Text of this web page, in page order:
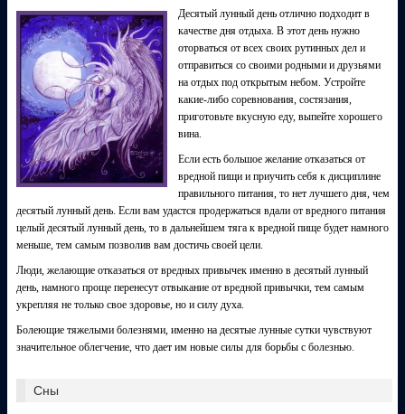
Десятый лунный день отлично подходит в
качестве дня отдыха. В этот день нужно
оторваться от всех своих рутинных дел и
отправиться со своими родными и друзьями
на отдых под открытым небом. Устройте
какие-либо соревнования, состязания,
приготовьте вкусную еду, выпейте хорошего
вина.
Если есть большое желание отказаться от
вредной пищи и приучить себя к дисциплине
правильного питания, то нет лучшего дня, чем
десятый лунный день. Если вам удастся продержаться вдали от вредного питания
целый десятый лунный день, то в дальнейшем тяга к вредной пище будет намного
меньше, тем самым позволив вам достичь своей цели.
Люди, желающие отказаться от вредных привычек именно в десятый лунный
день, намного проще перенесут отвыкание от вредной привычки, тем самым
укрепляя не только свое здоровье, но и силу духа.
Болеющие тяжелыми болезнями, именно на десятые лунные сутки чувствуют
значительное облегчение, что дает им новые силы для борьбы с болезнью.
Сны